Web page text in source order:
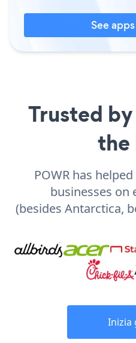
See
Trusted
the
POWR has
businesses on
(besides Antarctica,
Inizia